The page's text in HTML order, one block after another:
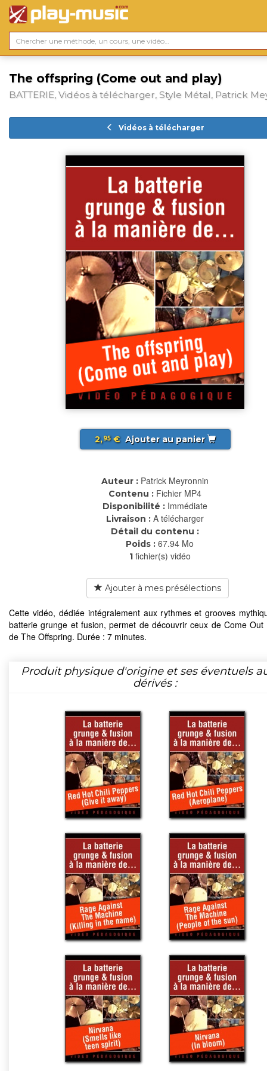
The offspring (Come out and play)
BATTERIE, Vidéos à télécharger, Style Métal, Patrick
Vidéos à télécharger
2,95€ Ajouter au panier
Auteur : Patrick Meyronnin
Contenu : Fichier MP4
Disponibilité : Immédiate
Livraison : A télécharger
Détail du contenu :
Poids : 67.94 Mo
1 fichier(s) vidéo
Ajouter à mes présélections
Cette vidéo, dédiée intégralement aux rythmes et grooves
batterie grunge et fusion, permet de découvrir ceux de Come Out
de The Offspring. Durée : 7 minutes.
Produit physique d'origine et ses éventuels
dérivés :